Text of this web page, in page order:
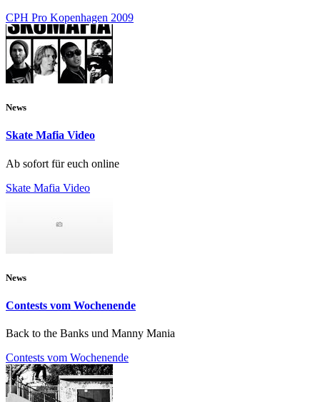
CPH Pro Kopenhagen 2009
News
Skate Mafia Video
Ab sofort für euch online
Skate Mafia Video
News
Contests vom Wochenende
Back to the Banks und Manny Mania
Contests vom Wochenende